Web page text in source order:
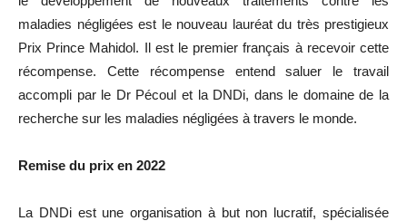
maladies négligées est le nouveau lauréat du très prestigieux
Prix Prince Mahidol. Il est le premier français à recevoir cette
récompense. Cette récompense entend saluer le travail
accompli par le Dr Pécoul et la DNDi, dans le domaine de la
recherche sur les maladies négligées à travers le monde.
Remise du prix en 2022
La DNDi est une organisation à but non lucratif, spécialisée